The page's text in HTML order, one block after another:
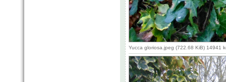
Yucca gloriosa.jpeg (722.68 KiB) 14941